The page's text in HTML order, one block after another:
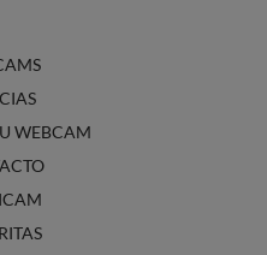
WEBCAM